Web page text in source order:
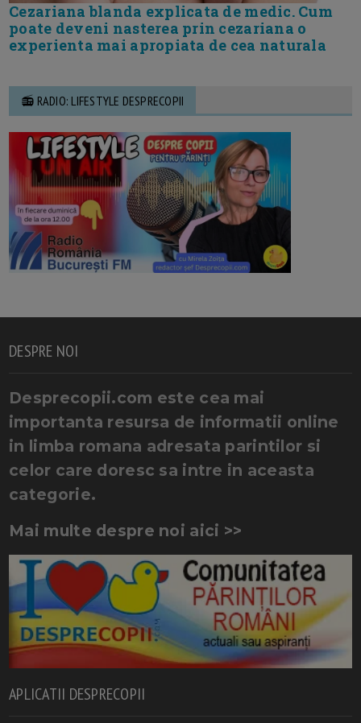
Cezariana blanda explicata de medic. Cum
poate deveni nasterea prin cezariana o
experienta mai apropiata de cea naturala
📻 RADIO: LIFESTYLE DESPRECOPII
DESPRE NOI
Desprecopii.com este cea mai
importanta resursa de informatii online
in limba romana adresata parintilor si
celor care doresc sa intre in aceasta
categorie.
Mai multe despre noi aici >>
APLICATII DESPRECOPII